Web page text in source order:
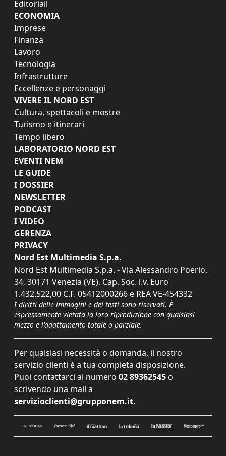
Editoriali
ECONOMIA
Imprese
Finanza
Lavoro
Tecnologia
Infrastrutture
Eccellenze e personaggi
VIVERE IL NORD EST
Cultura, spettacoli e mostre
Turismo e itinerari
Tempo libero
LABORATORIO NORD EST
EVENTI NEM
LE GUIDE
I DOSSIER
NEWSLETTER
PODCAST
I VIDEO
GERENZA
PRIVACY
Nord Est Multimedia S.p.a.
Nord Est Multimedia S.p.a. - Via Alessandro Poerio,
34, 30171 Venezia (VE). Cap. Soc. i.v. Euro
1.432.522,00 C.F. 05412000266 e REA VE-454332
I diritti delle immagini e dei testi sono riservati. È
espressamente vietata la loro riproduzione con qualsiasi
mezzo e l'adattamento totale o parziale.
Per qualsiasi necessità o domanda, il nostro
servizio clienti è a tua completa disposizione.
Puoi contattarci al numero 02 89362545 o
scrivendo una mail a
servizioclienti@grupponem.it.